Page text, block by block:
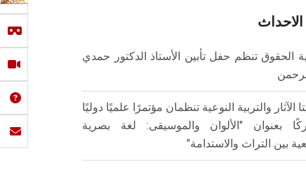
الاحداث
الحقوق تنظم حفل تأبين الأستاذ الدكتور حمدي
الآثار والتربية النوعية تنظمان مؤتمرًا علميًا دوليًا
بعنوان "الألوان والموسيقى: لغة بصرية
بين التراث والاستدامة"